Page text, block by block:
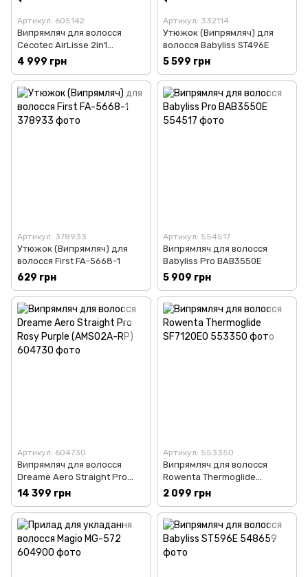
Артикул: 605142
Випрямляч для волосся
Cecotec AirLisse 2in1
ForceDry Champagne
(A01_EU01_111302)
4 999 грн
Артикул: 332114
Утюжок (Випрямляч) для
волосся Babyliss ST496E
5 599 грн
Артикул: 378933
Утюжок (Випрямляч) для
волосся First FA-5668-1
629 грн
Артикул: 554517
Випрямляч для волосся
Babyliss Pro BAB3550E
5 909 грн
Артикул: 604730
Випрямляч для волосся
Dreame Aero Straight Pro
Rosy Purple (AMS02A-RP)
14 399 грн
Артикул: 553350
Випрямляч для волосся
Rowenta Thermoglide
SF7120E0
2 099 грн